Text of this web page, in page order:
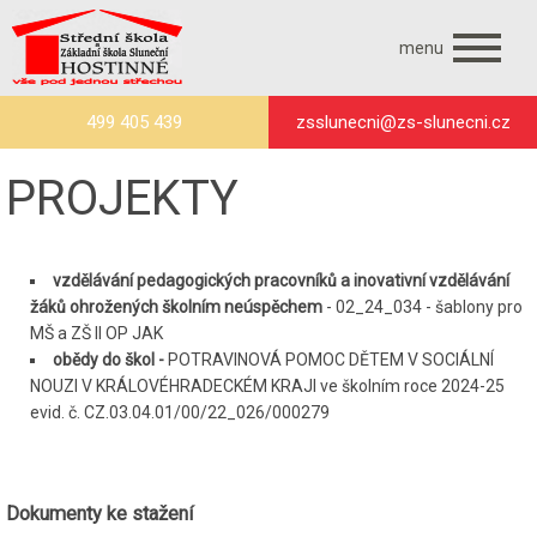
menu
499 405 439 zsslunecni@zs-slunecni.cz
PROJEKTY
vzdělávání pedagogických pracovníků a inovativní vzdělávání
žáků ohrožených školním neúspěchem - 02_24_034 - šablony pro
MŠ a ZŠ II OP JAK
obědy do škol - POTRAVINOVÁ POMOC DĚTEM V SOCIÁLNÍ
NOUZI V KRÁLOVÉHRADECKÉM KRAJI ve školním roce 2024-25
evid. č. CZ.03.04.01/00/22_026/000279
Dokumenty ke stažení